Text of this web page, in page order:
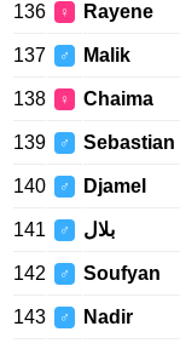
136 ♀ Rayene
137 ♂ Malik
138 ♀ Chaima
139 ♂ Sebastian
140 ♂ Djamel
141 ♂ بلال
142 ♂ Soufyan
143 ♂ Nadir